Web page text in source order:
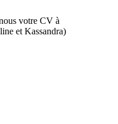
votre CV à
et Kassandra)